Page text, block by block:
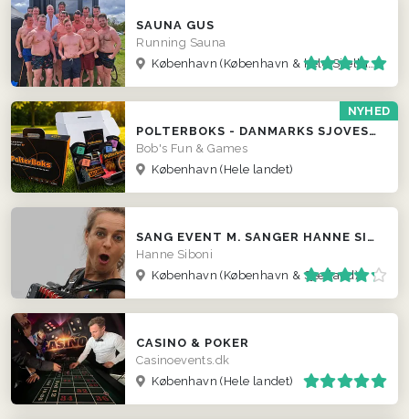
SAUNA GUS
Running Sauna
København(København & hele Sjælland)
NYHED
POLTERBOKS - DANMARKS SJOVESTE POLTERABEND
Bob's Fun & Games
København(Hele landet)
SANG EVENT M. SANGER HANNE SIBONI
Hanne Siboni
København(København & Sjælland)
CASINO & POKER
Casinoevents.dk
København(Hele landet)